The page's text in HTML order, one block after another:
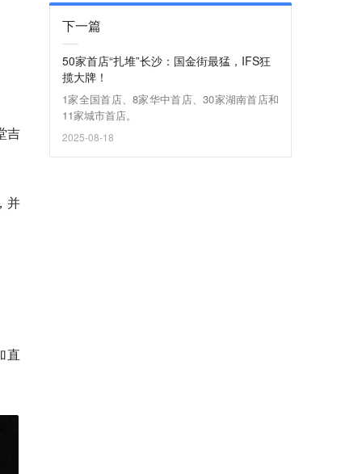
吉
并
直
下一篇
50家首店“扎堆”长沙：国金街最猛，IFS狂
揽大牌！
1家全国首店、8家华中首店、30家湖南首店和
11家城市首店。
2025-08-18